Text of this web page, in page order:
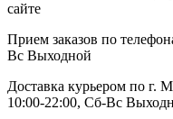
сайте
Прием заказов по
Вс Выходной
Доставка курьером по
10:00-22:00, Сб-Вс